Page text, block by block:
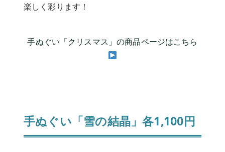
楽しく彩ります！
手ぬぐい「クリスマス」の商品ページはこちら
手ぬぐい「雪の結晶」各1,100円